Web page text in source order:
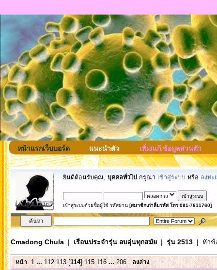
หน้าแรกเว็บบอร์ด แนะนำตัว เพิ่ม/แก้.ข้อมูลส่วนตัว
ยินดีต้อนรับคุณ, บุคคลทั่วไป กรุณา เข้าสู่ระบบ หรือ ลงทะ
เข้าสู่ระบบด้วยชื่อผู้ใช้ รหัสผ่าน [สมาชิกเก่าลืมรหัส โทร 081-7611760]
Cmadong Chula| เรือนประจำรุ่น อบอุ่นทุกสมัย| รุ่น 2513| หัวข้
หน้า:1 ... 112 113[114]115 116 ...206 ลงล่าง